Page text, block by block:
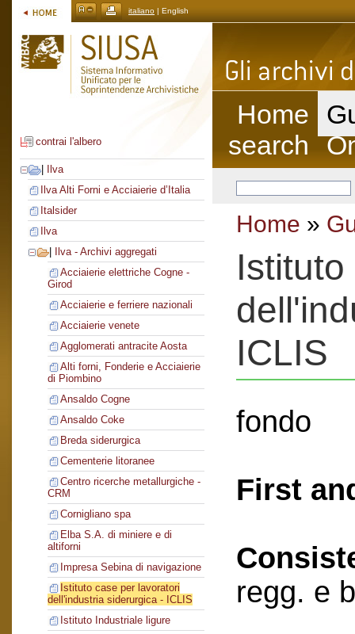
italiano | English
contrai l'albero
Ilva
Ilva Alti Forni e Acciaierie d’Italia
Italsider
Ilva
Ilva - Archivi aggregati
Acciaierie elettriche Cogne -
Girod
Acciaierie e ferriere nazionali
Acciaierie venete
Agglomerati antracite Aosta
Alti forni, Fonderie e Acciaierie
di Piombino
Ansaldo Cogne
Ansaldo Coke
Breda siderurgica
Cementerie litoranee
Centro ricerche metallurgiche -
CRM
Cornigliano spa
Elba S.A. di miniere e di
altiforni
Impresa Sebina di navigazione
Istituto case per lavoratori
dell'industria siderurgica - ICLIS
Istituto Industriale ligure
Home
search
Home »
ICLIS
fondo
First
regg. e